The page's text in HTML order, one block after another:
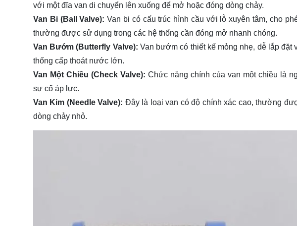
với một đĩa van di chuyển lên xuống để mở hoặc đóng dòng chảy.
Van Bi (Ball Valve): Van bi có cấu trúc hình cầu với lỗ xuyên tâm, cho
thường được sử dụng trong các hệ thống cần đóng mở nhanh chóng.
Van Bướm (Butterfly Valve): Van bướm có thiết kế mỏng nhẹ, dễ lắp
thống cấp thoát nước lớn.
Van Một Chiều (Check Valve): Chức năng chính của van một chiều là
sự cố áp lực.
Van Kim (Needle Valve): Đây là loại van có độ chính xác cao, thường
dòng chảy nhỏ.